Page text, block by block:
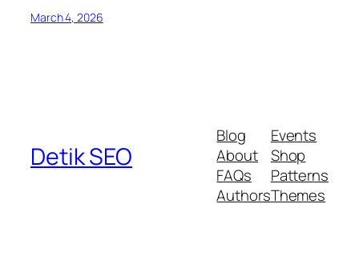
March 4, 2026
Detik SEO
Blog
About
FAQs
Authors
Events
Shop
Patterns
Themes